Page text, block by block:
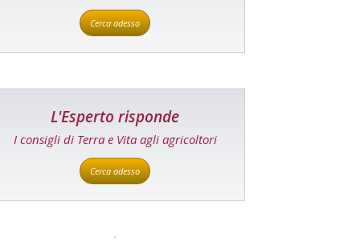
Cerca adesso
L'Esperto risponde
I consigli di Terra e Vita agli agricoltori
Cerca adesso